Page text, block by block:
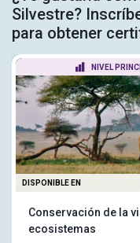
Silvestre?
para obtener
NIVEL
DISPONIBLE EN
Conservación de la
ecosistemas